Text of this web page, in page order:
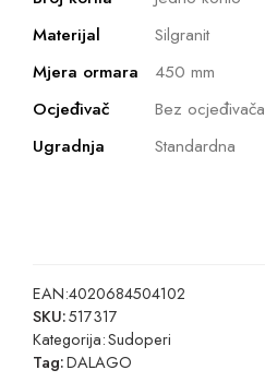
Materijal
Silgranit
Mjera ormara
450 mm
Ocjeđivač
Bez ocjeđivača
Ugradnja
Standardna
EAN:4020684504102
SKU:517317
Kategorija:Sudoperi
Tag:DALAGO